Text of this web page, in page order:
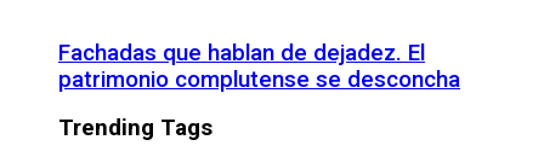
Fachadas que hablan de dejadez. El
patrimonio complutense se desconcha
Trending Tags